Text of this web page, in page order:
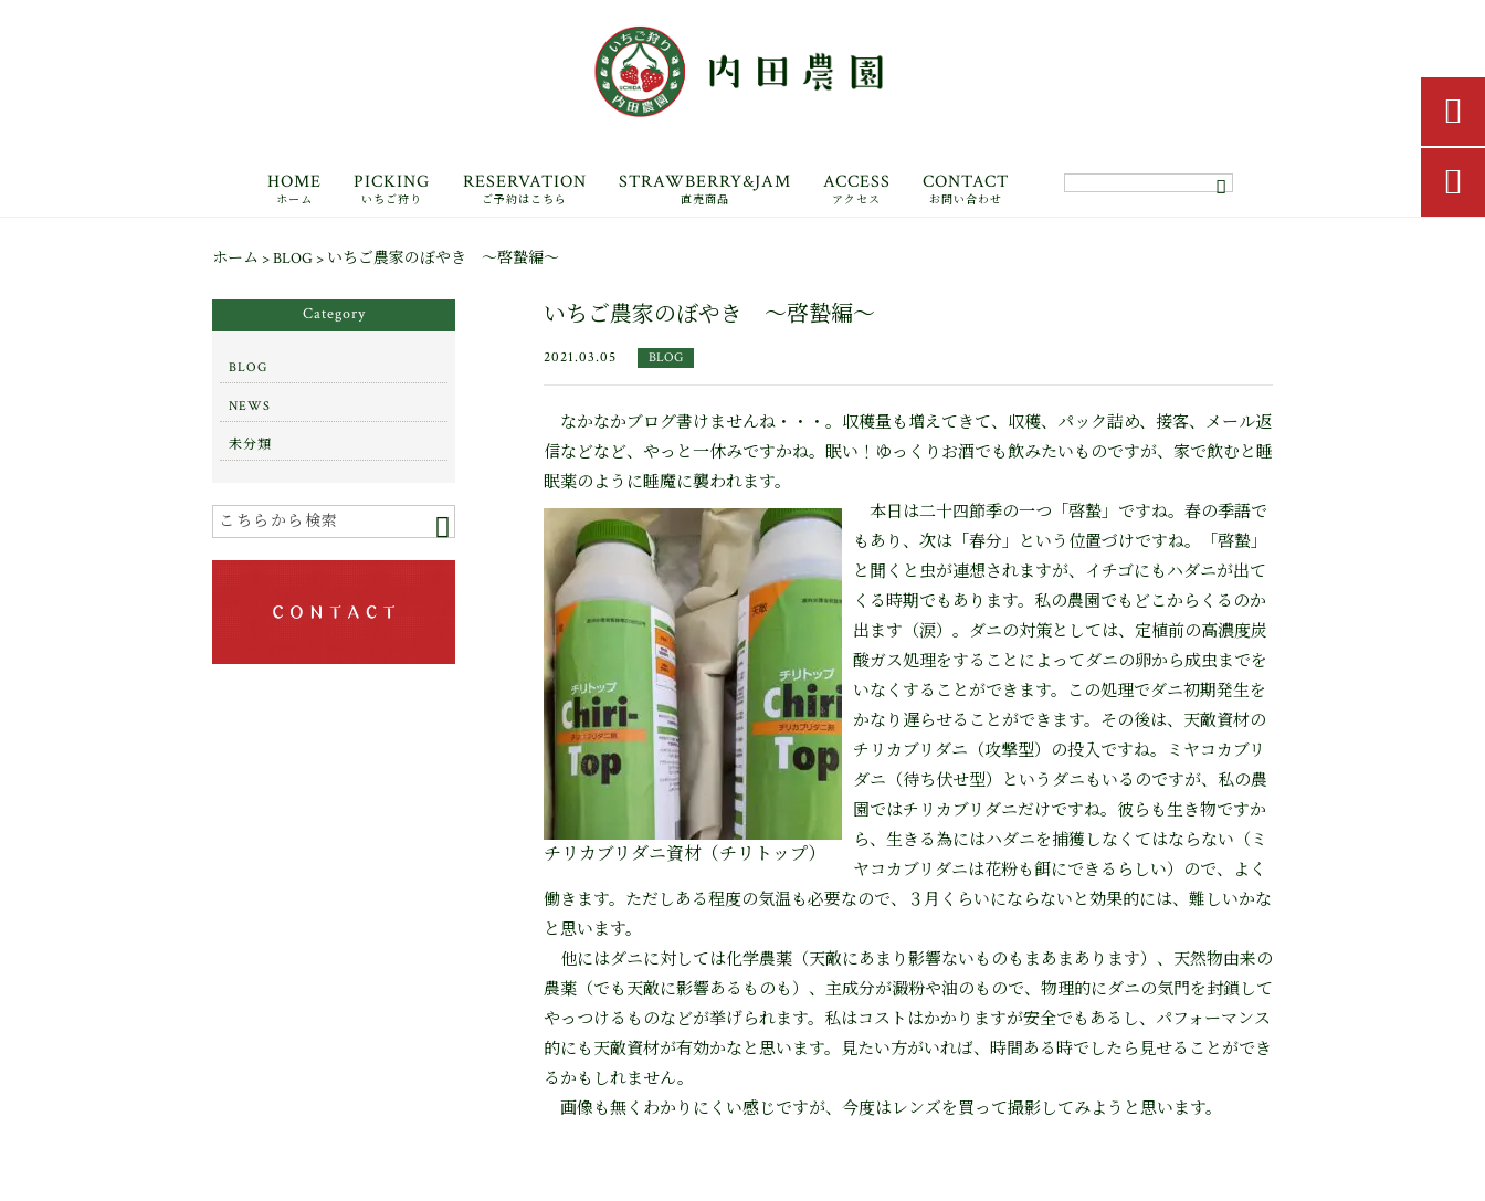
HOME
ホーム
PICKING
いちご狩り
RESERVATION
ご予約はこちら
STRAWBERRY&JAM
直売商品
ACCESS
アクセス
CONTACT
お問い合わせ
ホーム >BLOG > いちご農家のぼやき ～啓蟄編～
いちご農家のぼやき ～啓蟄編～
2021.03.05 BLOG
なかなかブログ書けませんね・・・。収穫量も増えてきて、収穫、パック詰め、接客、メール返
信などなど、やっと一休みですかね。眠い！ゆっくりお酒でも飲みたいものですが、家で飲むと睡
眠薬のように睡魔に襲われます。
チリカブリダニ資材（チリトップ）
本日は二十四節季の一つ「啓蟄」ですね。春の季語で
もあり、次は「春分」という位置づけですね。「啓蟄」
と聞くと虫が連想されますが、イチゴにもハダニが出て
くる時期でもあります。私の農園でもどこからくるのか
出ます（涙）。ダニの対策としては、定植前の高濃度炭
酸ガス処理をすることによってダニの卵から成虫までを
いなくすることができます。この処理でダニ初期発生を
かなり遅らせることができます。その後は、天敵資材の
チリカブリダニ（攻撃型）の投入ですね。ミヤコカブリ
ダニ（待ち伏せ型）というダニもいるのですが、私の農
園ではチリカブリダニだけですね。彼らも生き物ですか
ら、生きる為にはハダニを捕獲しなくてはならない（ミ
ヤコカブリダニは花粉も餌にできるらしい）ので、よく
働きます。ただしある程度の気温も必要なので、３月くらいにならないと効果的には、難しいかな
と思います。
他にはダニに対しては化学農薬（天敵にあまり影響ないものもまあまあります）、天然物由来の
農薬（でも天敵に影響あるものも）、主成分が澱粉や油のもので、物理的にダニの気門を封鎖して
やっつけるものなどが挙げられます。私はコストはかかりますが安全でもあるし、パフォーマンス
的にも天敵資材が有効かなと思います。見たい方がいれば、時間ある時でしたら見せることができ
るかもしれません。
画像も無くわかりにくい感じですが、今度はレンズを買って撮影してみようと思います。
Category
BLOG
NEWS
未分類

